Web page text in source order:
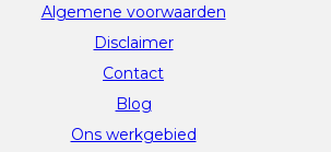
Algemene voorwaarden
Disclaimer
Contact
Blog
Ons werkgebied